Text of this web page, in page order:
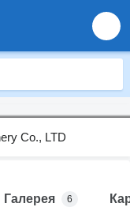
Галерея 6